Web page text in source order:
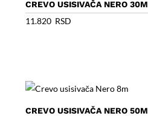
CREVO USISIVAČA NERO 30M
11.820 RSD
CREVO USISIVAČA NERO 50M